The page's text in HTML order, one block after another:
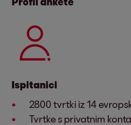
Ispitanici
2800 tvrtki iz 14
Tvrtke s privatnim